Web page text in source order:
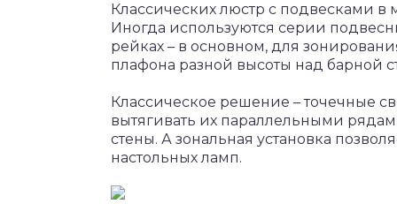
Классических люстр с подвесками в
Иногда используются серии
рейках – в основном, для
плафона разной высоты над барной
Классическое решение – точечные
вытягивать их параллельными
стены. А зональная установка
настольных ламп.